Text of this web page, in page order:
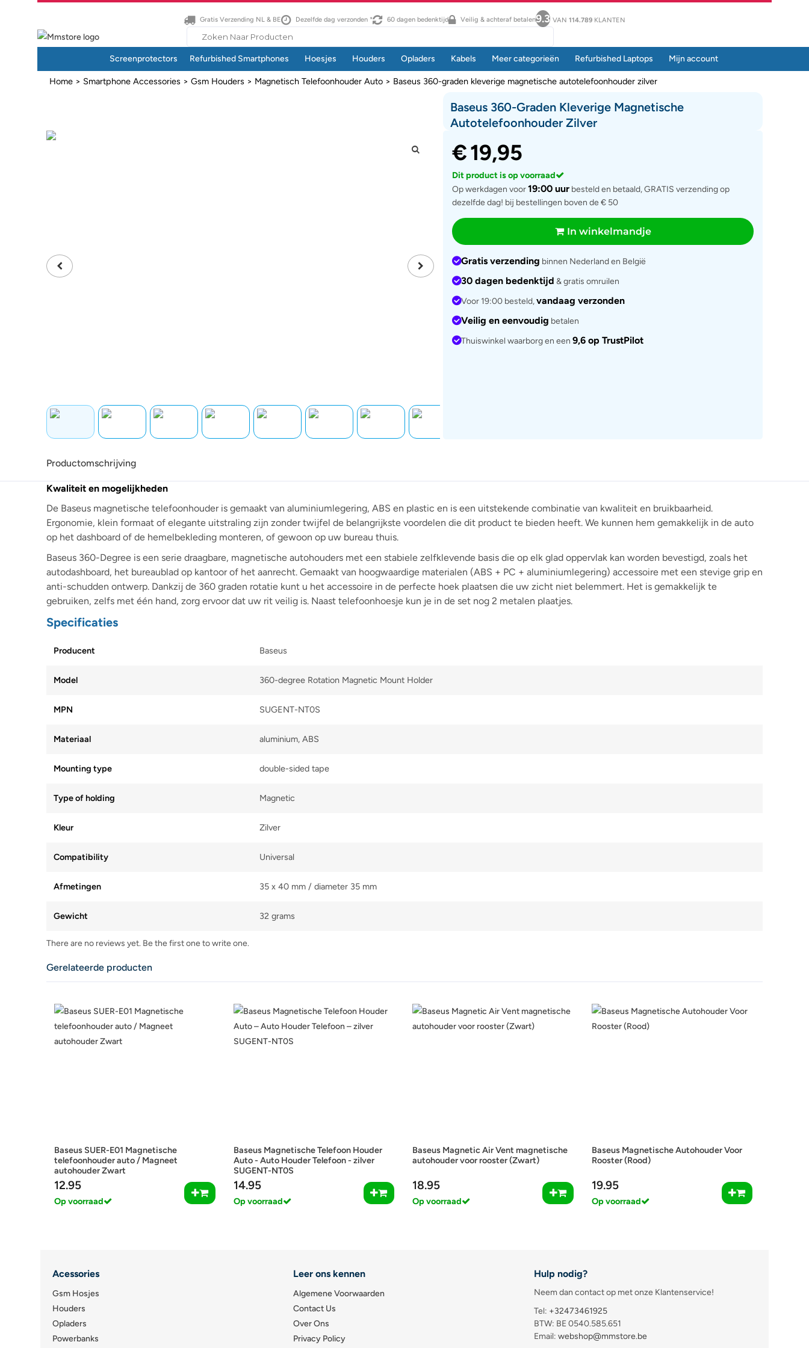
Gratis Verzending NL & BE Dezelfde dag verzonden * 60 dagen bedenktijd Veilig & achteraf betalen9.3 VAN 114.789 KLANTEN
Search
Screenprotectors
Refurbished Smartphones Hoesjes Houders Opladers Kabels Meer categorieën Refurbished Laptops Mijn account
Home > Smartphone Accessories > Gsm Houders > Magnetisch Telefoonhouder Auto > Baseus 360-graden kleverige magnetische autotelefoonhouder zilver
Baseus 360-Graden Kleverige Magnetische
Autotelefoonhouder Zilver
€19,95
Dit product is op voorraad
Op werkdagen voor19:00 uur besteld en betaald, GRATIS verzending op
dezelfde dag! bij bestellingen boven de € 50
In winkelmandje
Gratis verzending binnen Nederland en België
30 dagen bedenktijd & gratis omruilen
Voor 19:00 besteld,vandaag verzonden
Veilig en eenvoudig betalen
Thuiswinkel waarborg en een 9,6 op TrustPilot
Productomschrijving
Kwaliteit en mogelijkheden
De Baseus magnetische telefoonhouder is gemaakt van aluminiumlegering, ABS en plastic en is een uitstekende combinatie van kwaliteit en bruikbaarheid.
Ergonomie, klein formaat of elegante uitstraling zijn zonder twijfel de belangrijkste voordelen die dit product te bieden heeft. We kunnen hem gemakkelijk in de auto
op het dashboard of de hemelbekleding monteren, of gewoon op uw bureau thuis.
Baseus 360-Degree is een serie draagbare, magnetische autohouders met een stabiele zelfklevende basis die op elk glad oppervlak kan worden bevestigd, zoals het
autodashboard, het bureaublad op kantoor of het aanrecht. Gemaakt van hoogwaardige materialen (ABS + PC + aluminiumlegering) accessoire met een stevige grip en
anti-schudden ontwerp. Dankzij de 360 graden rotatie kunt u het accessoire in de perfecte hoek plaatsen die uw zicht niet belemmert. Het is gemakkelijk te
gebruiken, zelfs met één hand, zorg ervoor dat uw rit veilig is. Naast telefoonhoesje kun je in de set nog 2 metalen plaatjes.
Specificaties
Producent Baseus
Model 360-degree Rotation Magnetic Mount Holder
MPN SUGENT-NT0S
Materiaal aluminium, ABS
Mounting type double-sided tape
Type of holding Magnetic
Kleur Zilver
Compatibility Universal
Afmetingen 35 x 40 mm / diameter 35 mm
Gewicht 32 grams
There are no reviews yet. Be the first one to write one.
Gerelateerde producten
Baseus SUER-E01 Magnetische
telefoonhouder auto / Magneet
autohouder Zwart
12.95
Op voorraad
Baseus Magnetische Telefoon Houder
Auto - Auto Houder Telefoon - zilver
SUGENT-NT0S
14.95
Op voorraad
Baseus Magnetic Air Vent magnetische
autohouder voor rooster (Zwart)
18.95
Op voorraad
Baseus Magnetische Autohouder Voor
Rooster (Rood)
19.95
Op voorraad
Acessories
Gsm Hosjes
Houders
Opladers
Powerbanks
Leer ons kennen
Algemene Voorwaarden
Contact Us
Over Ons
Privacy Policy
Hulp nodig?
Neem dan contact op met onze Klantenservice!
Tel: +32473461925
BTW: BE 0540.585.651
Email: webshop@mmstore.be